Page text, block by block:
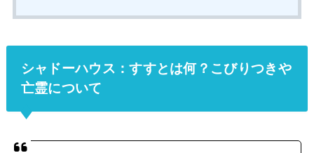
シャドーハウス：すすとは何？こびりつきや
亡霊について